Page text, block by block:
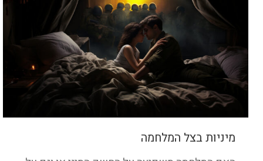
מיניות בצל המלחמה